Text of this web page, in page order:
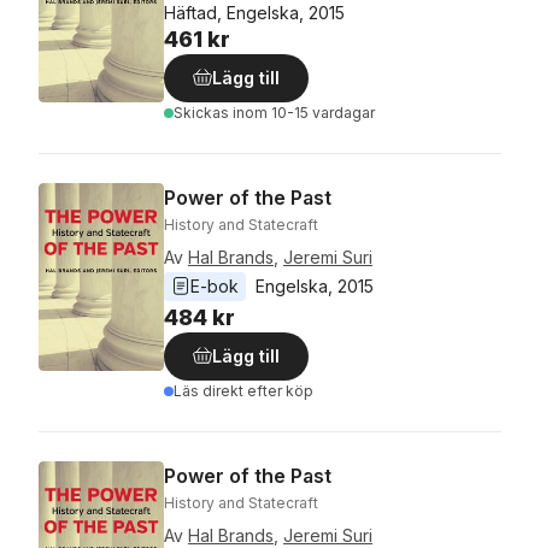
Häftad, Engelska, 2015
461 kr
Lägg till
Skickas inom 10-15 vardagar
Power of the Past
History and Statecraft
Av Hal Brands Jeremi Suri
E-bok
Engelska 2015
484 kr
Lägg till
Läs direkt efter köp
Power of the Past
History and Statecraft
Av Hal Brands Jeremi Suri